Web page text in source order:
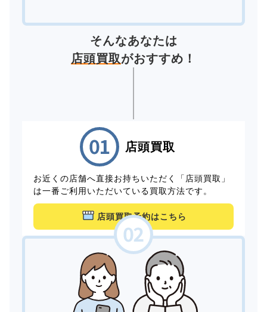
そんなあなたは
店頭買取がおすすめ！
店頭買取
お近くの店舗へ直接お持ちいただく「店頭買取」
は一番ご利用いただいている買取方法です。
店頭買取予約はこちら